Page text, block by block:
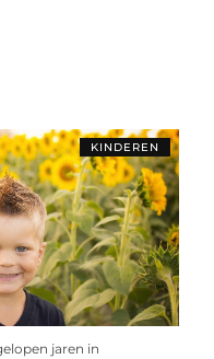
KINDEREN
jaren in